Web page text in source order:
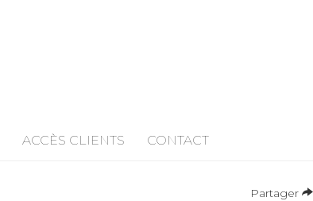
ACCÈS CLIENTS CONTACT
Partager